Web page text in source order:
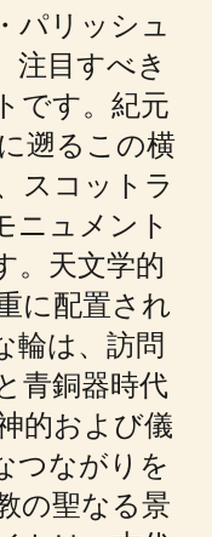
パリッシュ
注目すべき
です。紀元
遡るこの横
スコットラ
ニュメント
。天文学的
に配置され
輪は、訪問
青銅器時代
的および儀
つながりを
の聖なる景